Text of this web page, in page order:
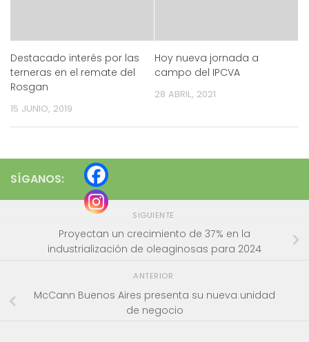
Destacado interés por las
terneras en el remate del
Rosgan
15 JUNIO, 2019
Hoy nueva jornada a
campo del IPCVA
28 ABRIL, 2021
SÍGANOS:
SIGUIENTE
Proyectan un crecimiento de 37% en la
industrialización de oleaginosas para 2024
ANTERIOR
McCann Buenos Aires presenta su nueva unidad
de negocio